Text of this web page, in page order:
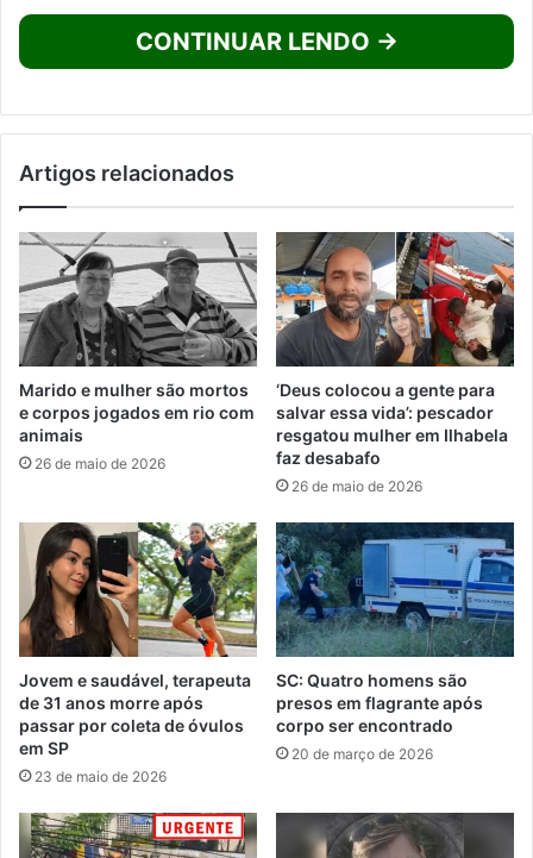
CONTINUAR LENDO →
Artigos relacionados
Marido e mulher são mortos
e corpos jogados em rio com
animais
26 de maio de 2026
‘Deus colocou a gente para
salvar essa vida’: pescador
resgatou mulher em Ilhabela
faz desabafo
26 de maio de 2026
Jovem e saudável, terapeuta
de 31 anos morre após
passar por coleta de óvulos
em SP
23 de maio de 2026
SC: Quatro homens são
presos em flagrante após
corpo ser encontrado
20 de março de 2026